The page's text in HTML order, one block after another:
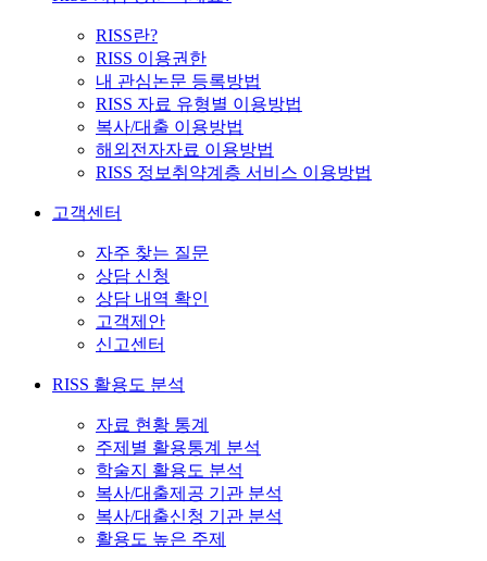
RISS란?
RISS 이용권한
내 관심논문 등록방법
RISS 자료 유형별 이용방법
복사/대출 이용방법
해외전자자료 이용방법
RISS 정보취약계층 서비스 이용방법
고객센터
자주 찾는 질문
상담 신청
상담 내역 확인
고객제안
신고센터
RISS 활용도 분석
자료 현황 통계
주제별 활용통계 분석
학술지 활용도 분석
복사/대출제공 기관 분석
복사/대출신청 기관 분석
활용도 높은 주제